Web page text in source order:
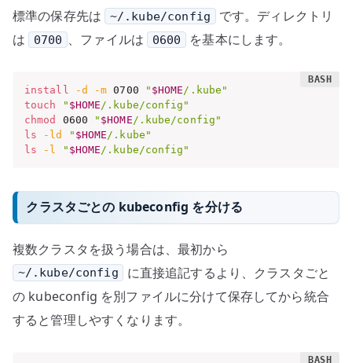
標準の保存先は ~/.kube/config
です。ディレクトリ
は
0700 、ファイルは 0600 を基本にします。
install -d -m 0700 " $HOME/.kube"
touch
" $HOME/.kube/config"
chmod
0600 " $HOME/.kube/config"
ls
-ld " $HOME/.kube"
ls
-l " $HOME/.kube/config"
クラスタごとの kubeconfig を分ける
複数クラスタを扱う場合は、最初から
~/.kube/config
に直接追記するより、クラスタごと
の kubeconfig を別ファイルに分けて保存してから統合
すると管理しやすくなります。